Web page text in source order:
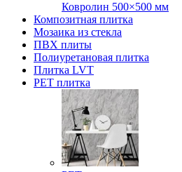
Ковролин 500×500 мм
Композитная плитка
Мозаика из стекла
ПВХ плиты
Полиуретановая плитка
Плитка LVT
РЕТ плитка